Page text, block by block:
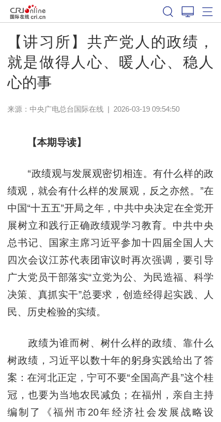
【讲习所】共产党人的政绩，
就是做得人心、暖人心、稳人
心的事
来源：中央广电总台国际在线| 2026-03-19 09:54:50
【本期导读】
“政绩观与发展观密切相连。有什么样的政
绩观，就会有什么样的发展观，反之亦然。”在
中国“十五五”开局之年，中共中央决定在全党开
展树立和践行正确政绩观学习教育。中共中央
总书记、国家主席习近平参加十四届全国人大
四次会议江苏代表团审议时再次强调，要引导
广大党员干部落实“立党为公、为民造福、科学
决策、真抓实干”总要求，创造经得起实践、人
民、历史检验的实绩。
政绩为谁而树、树什么样的政绩、靠什么
树政绩，习近平以数十年的躬身实践给出了答
案：在河北正定，宁可不要“全国高产县”这个桂
冠，也要为当地农民减负；在福州，亲自主持
编制了《福州市20年经济社会发展战略设